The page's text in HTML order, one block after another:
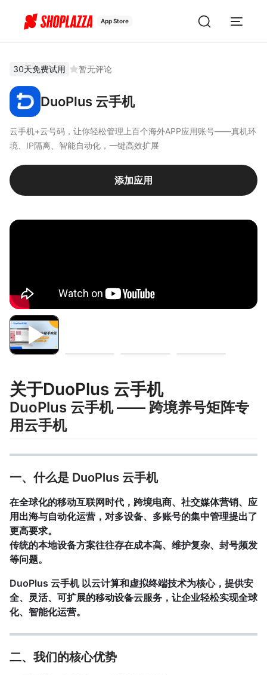
App Store
30天免费试用 暂无评论
DuoPlus 云手机
云手机+云号码，让你轻松管理上百个海外APP应用账号——真机环
境、IP隔离、智能自动化，一键高效扩展
添加应用
关于DuoPlus 云手机
DuoPlus 云手机 —— 跨境养号矩阵专
用云手机
一、什么是 DuoPlus 云手机
在全球化的移动互联网时代，跨境电商、社交媒体营销、应
用出海与自动化运营，对多设备、多账号的集中管理提出了
更高要求。
传统的本地设备方案往往存在成本高、维护复杂、封号频发
等问题。
DuoPlus 云手机以云计算和虚拟终端技术为核心，提供安
全、灵活、可扩展的移动设备云服务，让企业轻松实现全球
化、智能化运营。
二、我们的核心优势